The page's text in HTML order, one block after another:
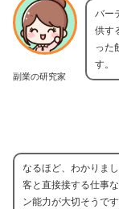
副業の研究家
バー
供す
った
す。
なるほど、わかりま
客と直接接する仕事
ン能力が大切そうです